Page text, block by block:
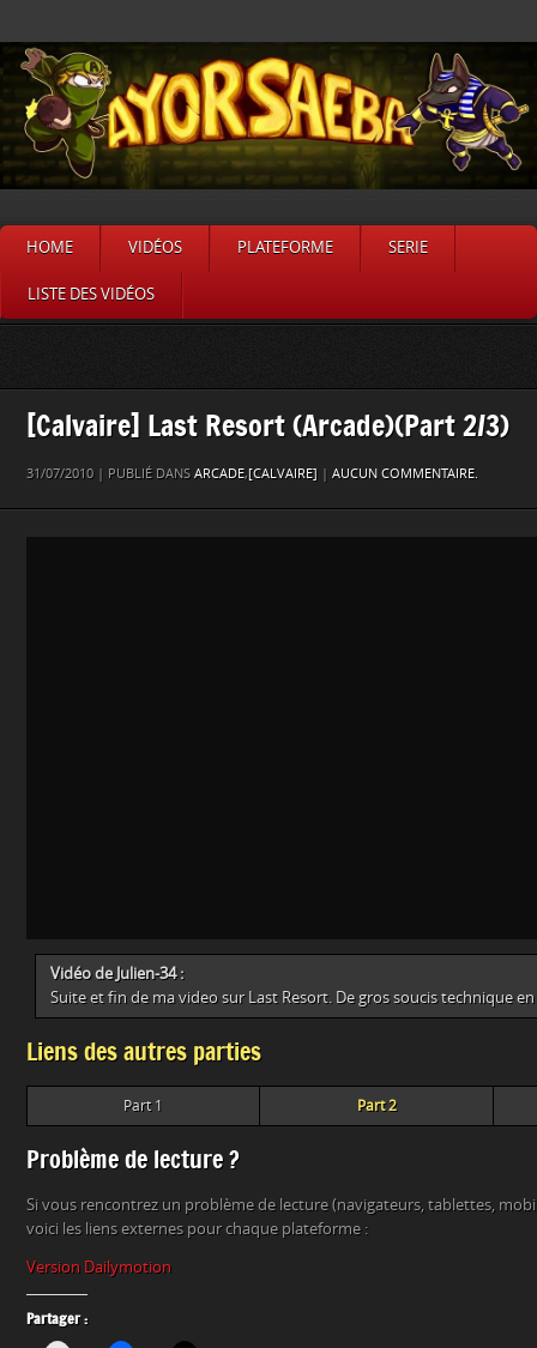
HOME VIDÉOS PLATEFORME SERIE
LISTE DES VIDÉOS
[Calvaire] Last Resort (Arcade)(Part 2/3)
31/07/2010 | PUBLIÉ DANS ARCADE,[CALVAIRE] AUCUN COMMENTAIRE.
Vidéo de Julien-34 :
Suite et fin de ma video sur Last Resort. De gros soucis technique
Liens des autres parties
Part 1 Part 2
Problème de lecture ?
Si vous rencontrez un problème de lecture (navigateurs, tablettes,
voici les liens externes pour chaque plateforme :
Version Dailymotion
Partager :